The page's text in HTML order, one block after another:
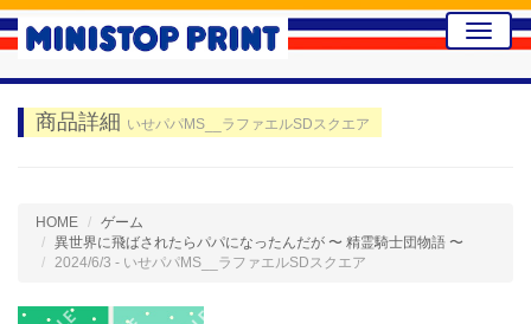
Toggle
商品詳細 いせパパMS__ラファエルSDスクエア
HOME
ゲーム
異世界に飛ばされたらパパになったんだが 〜 精霊騎士団物語 〜
2024/6/3 - いせパパMS__ラファエルSDスクエア